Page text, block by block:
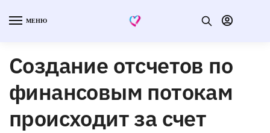
МЕНЮ
Создание отсчетов по
финансовым потокам
происходит за счет